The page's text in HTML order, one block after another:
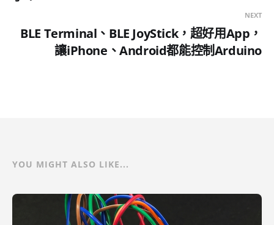
NEXT
BLE Terminal、BLE JoyStick，超好用App，
讓iPhone、Android都能控制Arduino
YOU MIGHT ALSO LIKE...